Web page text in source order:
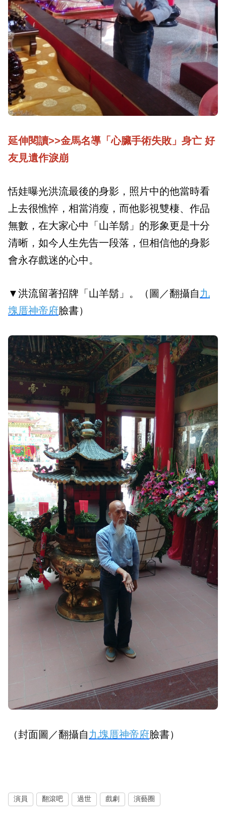
延伸閱讀>>金馬名導「心臟手術失敗」身亡 好
友見遺作淚崩
恬娃曝光洪流最後的身影，照片中的他當時看
上去很憔悴，相當消瘦，而他影視雙棲、作品
無數，在大家心中「山羊鬍」的形象更是十分
清晰，如今人生先告一段落，但相信他的身影
會永存戲迷的心中。
▼洪流留著招牌「山羊鬍」。（圖／翻攝自 九
塊厝神帝府臉書）
（封面圖／翻攝自 九塊厝神帝府臉書）
演員 翻滾吧 過世 戲劇 演藝圈